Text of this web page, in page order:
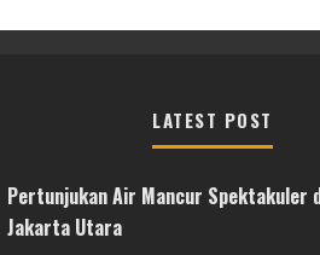
LATEST POST
Pertunjukan Air Mancur Spektakuler
Jakarta Utara